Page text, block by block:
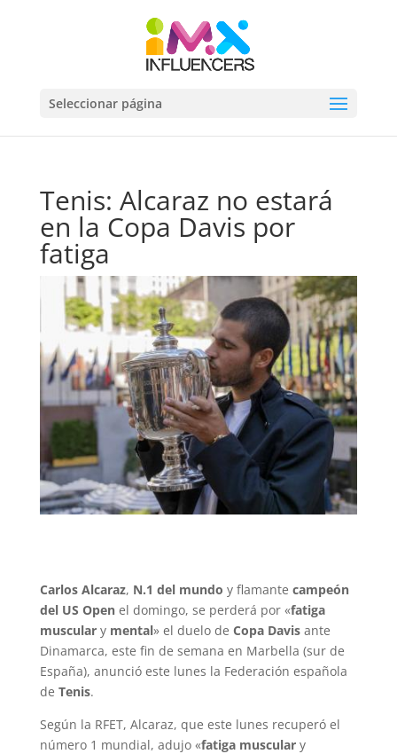
Seleccionar página
Tenis: Alcaraz no estará
en la Copa Davis por
fatiga
Carlos Alcaraz, N.1 del mundo y flamante campeón
del US Openel domingo, se perderá por «fatiga
musculary mental» el duelo de Copa Davisante
Dinamarca, este fin de semana en Marbella (sur de
España), anunció este lunes la Federación española
de Tenis.
Según la RFET, Alcaraz, que este lunes recuperó el
número 1 mundial, adujo «fatiga musculary